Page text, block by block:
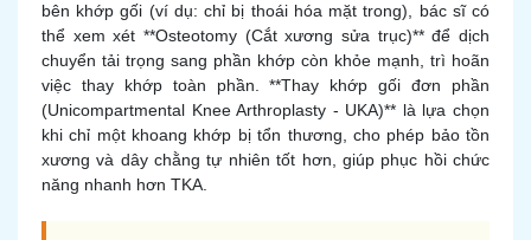
bên khớp gối (ví dụ: chỉ bị thoái hóa mặt trong), bác sĩ có
thể xem xét **Osteotomy (Cắt xương sửa trục)** để dịch
chuyển tải trọng sang phần khớp còn khỏe mạnh, trì hoãn
việc thay khớp toàn phần. **Thay khớp gối đơn phần
(Unicompartmental Knee Arthroplasty - UKA)** là lựa chọn
khi chỉ một khoang khớp bị tổn thương, cho phép bảo tồn
xương và dây chằng tự nhiên tốt hơn, giúp phục hồi chức
năng nhanh hơn TKA.